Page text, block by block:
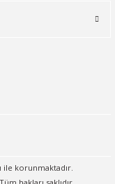
ile korunmaktadır.